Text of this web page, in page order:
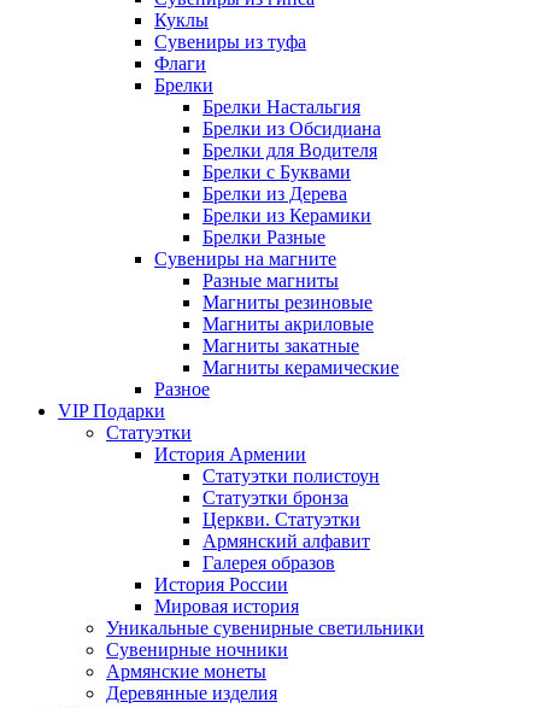
Куклы
Сувениры из туфа
Флаги
Брелки
Брелки Настальгия
Брелки из Обсидиана
Брелки для Водителя
Брелки с Буквами
Брелки из Дерева
Брелки из Керамики
Брелки Разные
Сувениры на магните
Разные магниты
Магниты резиновые
Магниты акриловые
Магниты закатные
Магниты керамические
Разное
VIP Подарки
Статуэтки
История Армении
Статуэтки полистоун
Статуэтки бронза
Церкви. Статуэтки
Армянский алфавит
Галерея образов
История России
Мировая история
Уникальные сувенирные светильники
Сувенирные ночники
Армянские монеты
Деревянные изделия